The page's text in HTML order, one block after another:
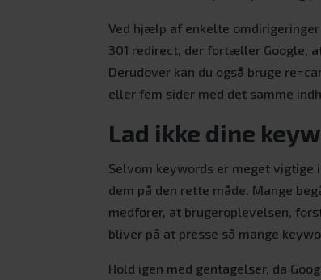
Ved hjælp af enkelte
301 redirect, der fortæller Google,
Derudover kan du også bruge
eller fem sider med det samme
Lad ikke dine
Selvom keywords er meget vigtige
dem på den rette måde. Mange
medfører, at brugeroplevelsen,
bliver på at presse så mange
Hold igen med gentagelser, da